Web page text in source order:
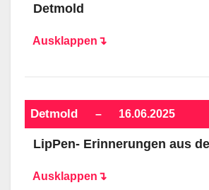
Detmold
Ausklappen↴
Detmold – 16.06.2025
LipPen- Erinnerungen aus
Ausklappen↴